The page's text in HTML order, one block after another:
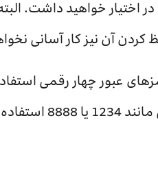
آن نیز کار آسانی
گزینه‌های